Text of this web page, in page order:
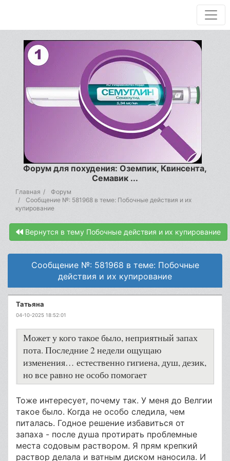
Форум для похудения: Оземпик, Квинсента,
Семавик ...
Главная
Форум
Сообщение №: 581968 в теме: Побочные действия и их
купирование
Вернутся в тему Побочные действия и их купирование
Сообщение №: 581968 в теме: Побочные
действия и их купирование
Татьяна
04-10-2025 18:52:01
Может у кого такое было, неприятный запах
пота. Последние 2 недели ощущаю
изменения… естественно гигиена, душ, дезик,
но все равно не особо помогает
Тоже интересует, почему так. У меня до Велгии
такое было. Когда не особо следила, чем
питалась. Годное решение избавиться от
запаха - после душа протирать проблемные
места содовым раствором. Я прям крепкий
раствор делала и ватным диском наносила. И